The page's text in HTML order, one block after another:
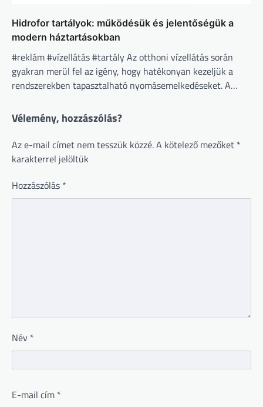
Hidrofor tartályok: működésük és jelentőségük a
modern háztartásokban
#reklám #vízellátás #tartály Az otthoni vízellátás során
gyakran merül fel az igény, hogy hatékonyan kezeljük a
rendszerekben tapasztalható nyomásemelkedéseket. A…
Vélemény, hozzászólás?
Az e-mail címet nem tesszük közzé.A kötelező mezőket *
karakterrel jelöltük
Hozzászólás *
Név *
E-mail cím *